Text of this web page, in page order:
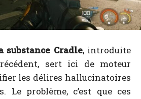
substance Cradle, introduite
sert ici de moteur
les délires hallucinatoires
Le problème, c’est que ces